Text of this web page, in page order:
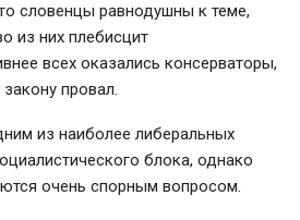
словенцы равнодушны к теме,
из них плебисцит
всех оказались консерваторы,
провал.
из наиболее либеральных
блока, однако
очень спорным вопросом.